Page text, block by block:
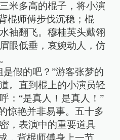
米多高的棍子，将小演
棍师傅步伐沉稳；棍
袖翻飞。穆桂英头戴翎
眼低垂，哀婉动人，仿
是假的吧？”游客张梦的
。直到棍上的小演员轻
：“是真人！是真人！”
惊艳并非易事。五十多
，表演中的重要道具